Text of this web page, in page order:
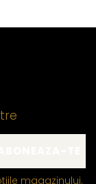
magazinului.